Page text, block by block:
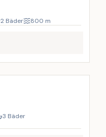
2 Bäder 800 m
3 Bäder